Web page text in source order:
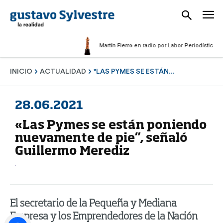
Martín Fierro en radio por Labor Periodística
INICIO ACTUALIDAD "LAS PYMES SE ESTÁN...
28.06.2021
«Las Pymes se están poniendo
nuevamente de pie”, señaló
Guillermo Merediz
El secretario de la Pequeña y Mediana
Empresa y los Emprendedores de la Nación